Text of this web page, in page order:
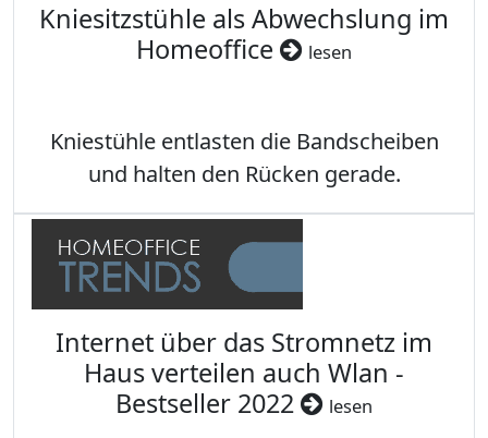
Kniesitzstühle als Abwechslung im
Homeoffice
lesen
Kniestühle entlasten die Bandscheiben
und halten den Rücken gerade.
Internet über das Stromnetz im
Haus verteilen auch Wlan -
Bestseller 2022
lesen